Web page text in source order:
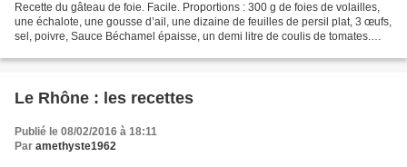
Recette du gâteau de foie. Facile. Proportions : 300 g de foies de volailles,
une échalote, une gousse d’ail, une dizaine de feuilles de persil plat, 3 œufs,
sel, poivre, Sauce Béchamel épaisse, un demi litre de coulis de tomates.
Le Rhône : les recettes
Publié le 08/02/2016 à 18:11
Par amethyste1962